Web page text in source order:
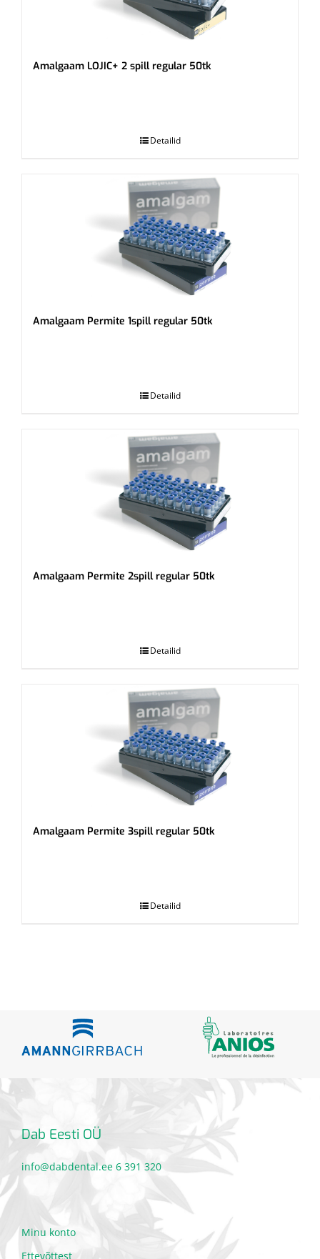
Amalgaam LOJIC+ 2 spill regular 50tk
Detailid
Amalgaam Permite 1spill regular 50tk
Detailid
Amalgaam Permite 2spill regular 50tk
Detailid
Amalgaam Permite 3spill regular 50tk
Detailid
Minu konto